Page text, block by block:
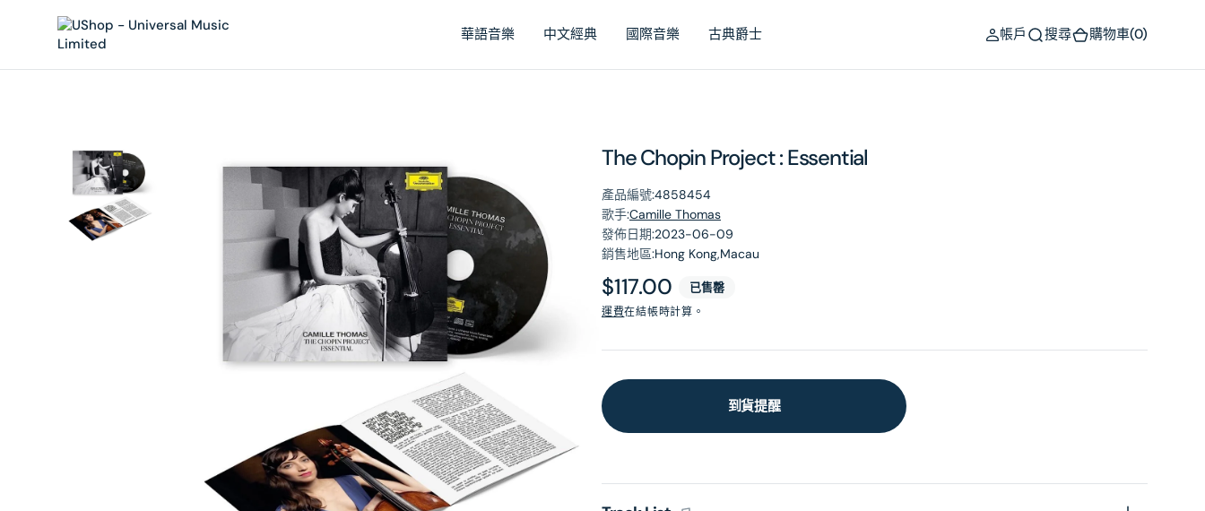
華語音樂 中文經典 國際音樂 古典爵士 帳戶 搜尋 購物車(0)
The Chopin Project : Essential
產品編號:4858454
歌手:Camille Thomas
發佈日期:2023-06-09
銷售地區:Hong Kong,Macau
原
價
$117.00 已售罄
運費在結帳時計算。
到貨提醒
簿
中
開
啟